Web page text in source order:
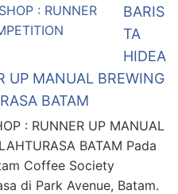
BARIS
TA
HIDEA
UP MANUAL BREWING
BATAM
: RUNNER UP MANUAL
BATAM Pada
Coffee Society
di Park Avenue, Batam.